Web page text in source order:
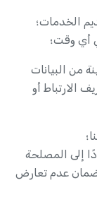
الخدمات؛
أي وقت؛
من البيانات
الارتباط أو
إلى المصلحة
عدم تعارض